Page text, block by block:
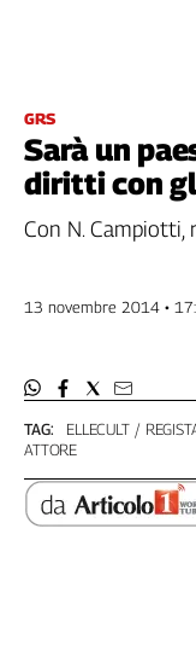
Filcams
Filctem
Filt
Fisac
Fp
Nidil
Slc
Spi
Inca
GRS
Sarà un
diritti con
Con N. Campiotti,
13 novembre 2014 •
TAG: ELLECULT
ATTORE